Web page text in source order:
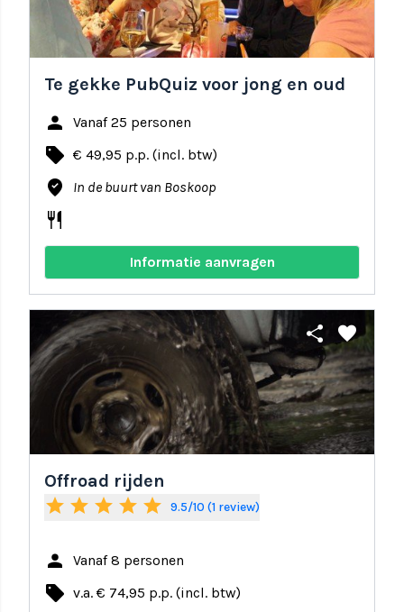
Te gekke PubQuiz voor jong en oud
person Vanaf 25 personen
local_offer € 49,95 p.p. (incl. btw)
where_to_vote In de buurt van Boskoop
restaurant
Informatie aanvragen
share favorite
Offroad rijden
star star star star star 9.5/10 (1 review)
person Vanaf 8 personen
local_offer v.a. € 74,95 p.p. (incl. btw)